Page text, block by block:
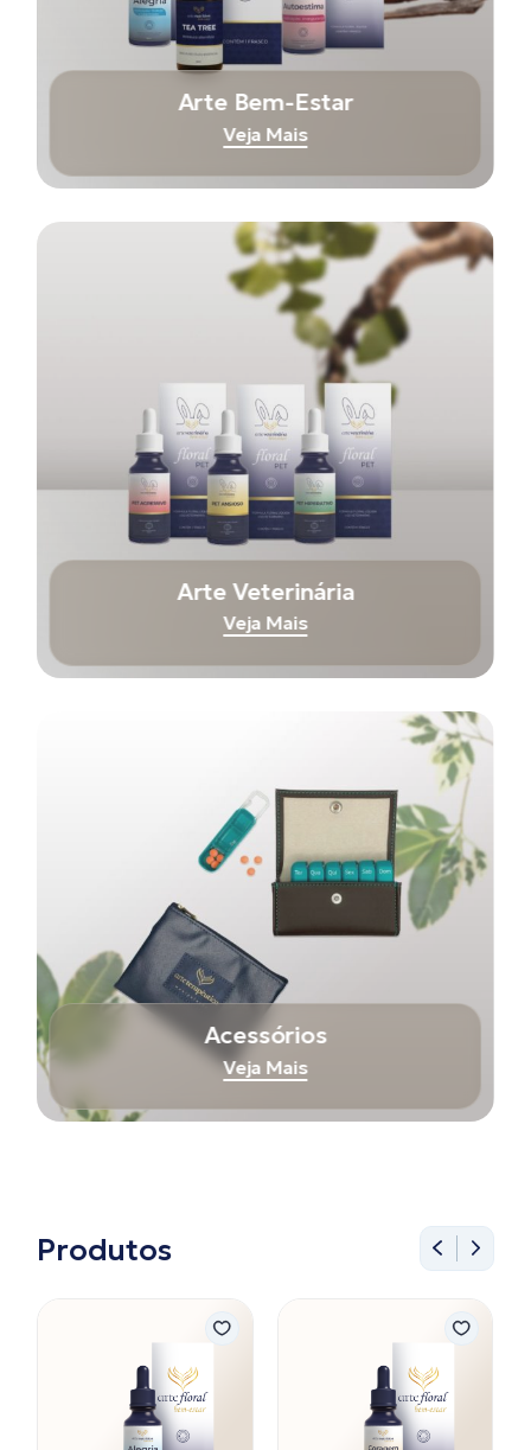
Arte Bem-Estar
Veja Mais
Arte Veterinária
Veja Mais
Acessórios
Veja Mais
Produtos